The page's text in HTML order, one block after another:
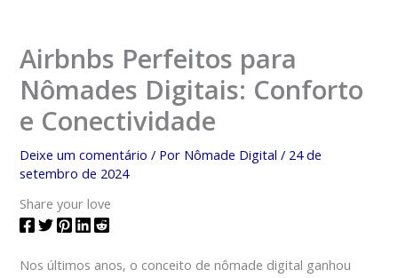
Airbnbs Perfeitos para
Nômades Digitais: Conforto
e Conectividade
Deixe um comentário / Por Nômade Digital/ 24 de
setembro de 2024
Share your love
Nos últimos anos, o conceito de nômade digital ganhou